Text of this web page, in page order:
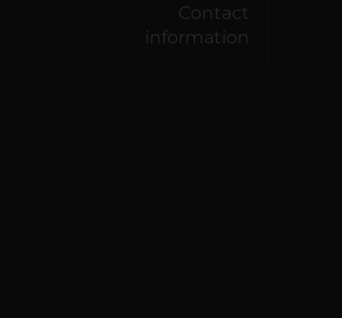
Contact
information